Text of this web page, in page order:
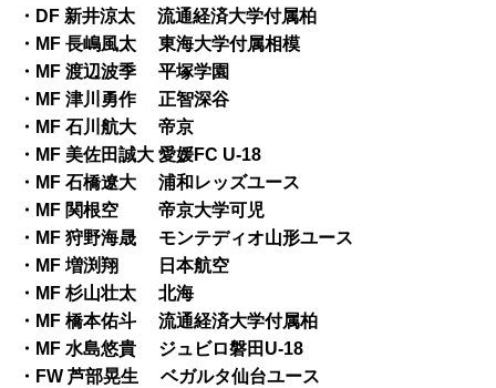
・DF 新井涼太 流通経済大学付属柏
・MF 長嶋風太 東海大学付属相模
・MF 渡辺波季 平塚学園
・MF 津川勇作 正智深谷
・MF 石川航大 帝京
・MF 美佐田誠大 愛媛FC U-18
・MF 石橋遼大 浦和レッズユース
・MF 関根空 帝京大学可児
・MF 狩野海晟 モンテディオ山形ユース
・MF 増渕翔 日本航空
・MF 杉山壮太 北海
・MF 橋本佑斗 流通経済大学付属柏
・MF 水島悠貴 ジュビロ磐田U-18
・FW 芦部晃生 ベガルタ仙台ユース